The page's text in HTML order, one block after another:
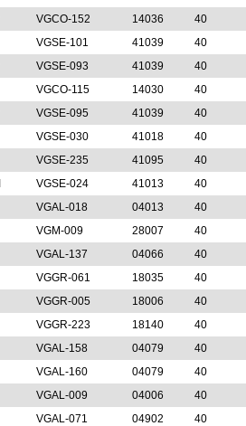
VGCO-152 14036 40
VGSE-101 41039 40
VGSE-093 41039 40
VGCO-115 14030 40
VGSE-095 41039 40
VGSE-030 41018 40
VGSE-235 41095 40
VGSE-024 41013 40
VGAL-018 04013 40
VGM-009 28007 40
VGAL-137 04066 40
VGGR-061 18035 40
VGGR-005 18006 40
VGGR-223 18140 40
VGAL-158 04079 40
VGAL-160 04079 40
VGAL-009 04006 40
VGAL-071 04902 40